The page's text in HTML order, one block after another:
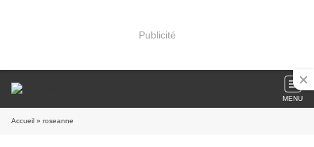
Publicité
MENU
Accueil » roseanne